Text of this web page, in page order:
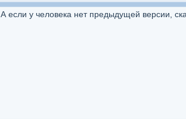
А если у человека нет предыдущей версии,